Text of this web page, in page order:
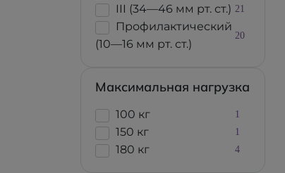
III (34—46 мм рт. ст.) 21
Профилактический
(10—16 мм рт. ст.)
20
Максимальная нагрузка
100 кг 1
150 кг 1
180 кг 4